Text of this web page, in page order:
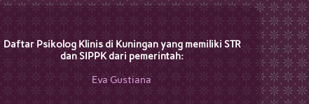
Daftar Psikolog Klinis di Kuningan yang memiliki STR
dan SIPPK dari pemerintah:
Eva Gustiana